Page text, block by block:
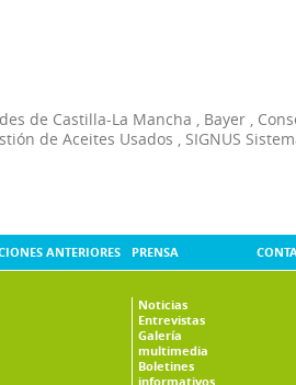
de Castilla-La Mancha , Bayer ,
de Aceites Usados , SIGNUS
ANTERIORES PRENSA
Noticias
Entrevistas
Galería
multimedia
Boletines
informativos